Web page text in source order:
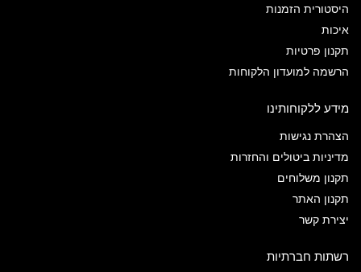
היסטורית הזמנות
איכות
תקנון פרטיות
הרשמה למועדון הלקוחות
מידע ללקוחותינו
הצהרת נגישות
מדיניות ביטולים והחזרות
תקנון משלוחים
תקנון האתר
יצירת קשר
רשתות חברתיות